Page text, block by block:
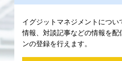
イグジットマネジメントについ
情報、対談記事などの情報を配
ンの登録を行えます。